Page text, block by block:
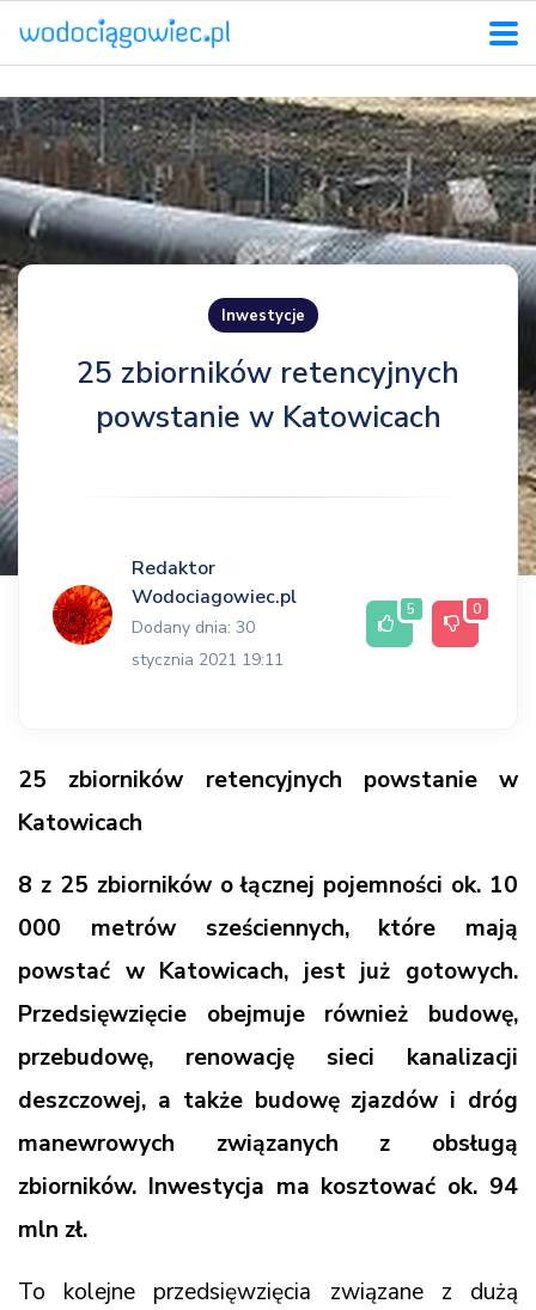
Inwestycje
25 zbiorników retencyjnych
powstanie w Katowicach
Redaktor
Wodociagowiec.pl
Dodany dnia: 30
stycznia 2021 19:11
5 0
25 zbiorników retencyjnych powstanie w
Katowicach
8 z 25 zbiorników o łącznej pojemności ok. 10
000 metrów sześciennych, które mają
powstać w Katowicach, jest już gotowych.
Przedsięwzięcie obejmuje również budowę,
przebudowę, renowację sieci kanalizacji
deszczowej, a także budowę zjazdów i dróg
manewrowych związanych z obsługą
zbiorników. Inwestycja ma kosztować ok. 94
mln zł.
To kolejne przedsięwzięcia związane z dużą